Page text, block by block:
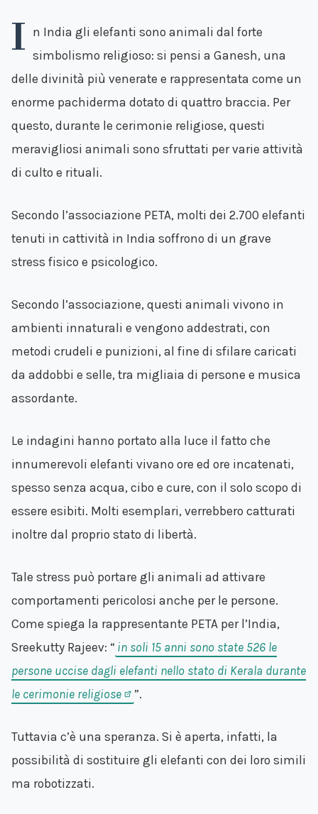
I n India gli elefanti sono animali dal forte
simbolismo religioso: si pensi a Ganesh, una
delle divinità più venerate e rappresentata come un
enorme pachiderma dotato di quattro braccia. Per
questo, durante le cerimonie religiose, questi
meravigliosi animali sono sfruttati per varie attività
di culto e rituali.
Secondo l’associazione PETA, molti dei 2.700 elefanti
tenuti in cattività in India soffrono di un grave
stress fisico e psicologico.
Secondo l’associazione, questi animali vivono in
ambienti innaturali e vengono addestrati, con
metodi crudeli e punizioni, al fine di sfilare caricati
da addobbi e selle, tra migliaia di persone e musica
assordante.
Le indagini hanno portato alla luce il fatto che
innumerevoli elefanti vivano ore ed ore incatenati,
spesso senza acqua, cibo e cure, con il solo scopo di
essere esibiti. Molti esemplari, verrebbero catturati
inoltre dal proprio stato di libertà.
Tale stress può portare gli animali ad attivare
comportamenti pericolosi anche per le persone.
Come spiega la rappresentante PETA per l’India,
Sreekutty Rajeev: “ in soli 15 anni sono state 526 le
persone uccise dagli elefanti nello stato di Kerala durante
le cerimonie religiose
”.
Tuttavia c’è una speranza. Si è aperta, infatti, la
possibilità di sostituire gli elefanti con dei loro simili
ma robotizzati.